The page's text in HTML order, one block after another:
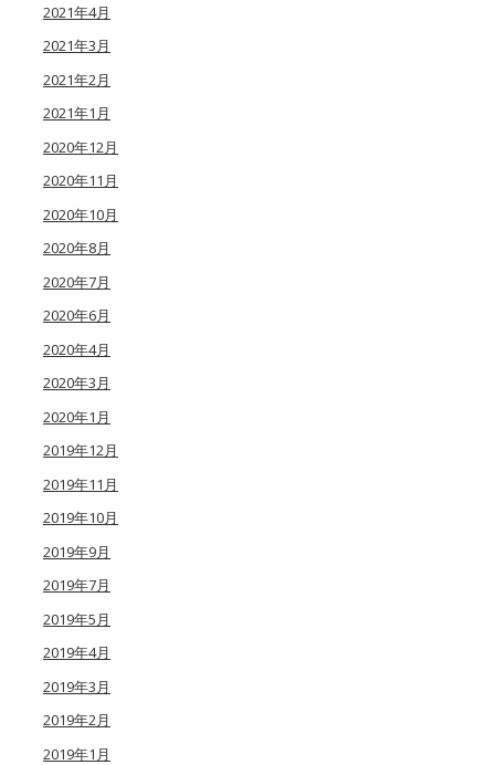
2021年4月
2021年3月
2021年2月
2021年1月
2020年12月
2020年11月
2020年10月
2020年8月
2020年7月
2020年6月
2020年4月
2020年3月
2020年1月
2019年12月
2019年11月
2019年10月
2019年9月
2019年7月
2019年5月
2019年4月
2019年3月
2019年2月
2019年1月